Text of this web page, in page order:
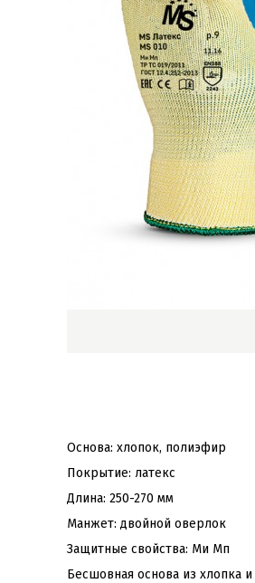
Основа: хлопок, полиэфир
Покрытие: латекс
Длина: 250-270 мм
Манжет: двойной оверлок
Защитные свойства: Ми Мп
Бесшовная основа из хлопка